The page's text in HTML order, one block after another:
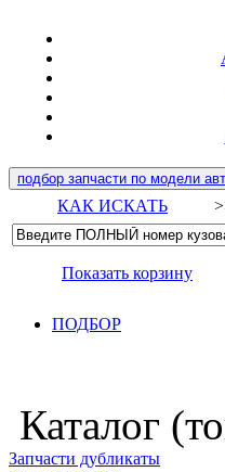
подбор запчасти по модели
КАК ИСКАТЬ
Показать корзину
ПОДБОР
Каталог
Запчасти дубликаты